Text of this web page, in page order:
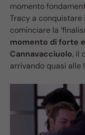
momento
Tracy a
cominciare la
momento di forte
Cannavacciuolo, il
arrivando quasi alle